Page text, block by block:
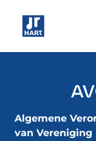
Algemene
van Vereniging